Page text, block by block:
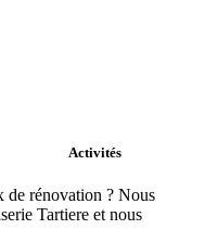
Activités
de rénovation ? Nous
Tartiere et nous